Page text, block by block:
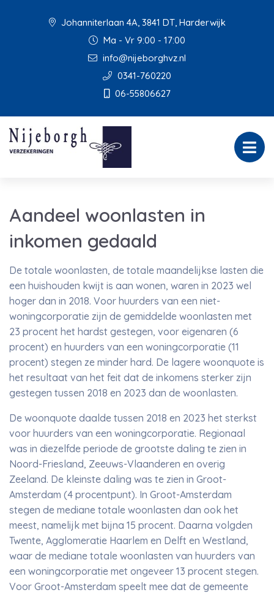
Johanniterlaan 4A, 3841 DT, Harderwijk
Ma - Vr 9:00 - 17:00
info@nijeborghvz.nl
0341-760220
06-55806627
Aandeel woonlasten in
inkomen gedaald
De totale woonlasten, de totale maandelijkse lasten die
een huishouden kwijt is aan wonen, waren in 2023 wel
hoger dan in 2018. Voor huurders van een niet-
woningcorporatie zijn de gemiddelde woonlasten met
23 procent het hardst gestegen, voor eigenaren (6
procent) en huurders van een woningcorporatie (11
procent) stegen ze minder hard. De lagere woonquote is
het resultaat van het feit dat de inkomens sterker zijn
gestegen tussen 2018 en 2023 dan de woonlasten.
De woonquote daalde tussen 2018 en 2023 het sterkst
voor huurders van een woningcorporatie. Regionaal
was in diezelfde periode de grootste daling te zien in
Noord-Friesland, Zeeuws-Vlaanderen en overig
Zeeland. De kleinste daling was te zien in Groot-
Amsterdam (4 procentpunt). In Groot-Amsterdam
stegen de mediane totale woonlasten dan ook het
meest, namelijk met bijna 15 procent. Daarna volgden
Twente, Agglomeratie Haarlem en Delft en Westland,
waar de mediane totale woonlasten van huurders van
een woningcorporatie met ongeveer 13 procent stegen.
Voor Groot-Amsterdam speelt mee dat de gemeente